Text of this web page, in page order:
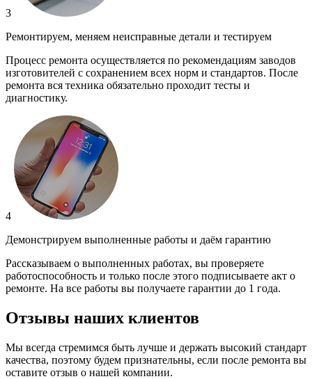
3
Ремонтируем, меняем неисправные детали и тестируем
Процесс ремонта осуществляется по рекомендациям заводов
изготовителей с сохранением всех норм и стандартов. После
ремонта вся техника обязательно проходит тесты и
диагностику.
4
Демонстрируем выполненные работы и даём гарантию
Рассказываем о выполненных работах, вы проверяете
работоспособность и только после этого подписываете акт о
ремонте. На все работы вы получаете гарантии до 1 года.
Отзывы наших клиентов
Мы всегда стремимся быть лучше и держать высокий стандарт
качества, поэтому будем признательны, если после ремонта вы
оставите отзыв о нашей компании.